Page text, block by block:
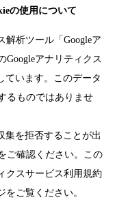
の使用について
析ツール「Googleア
Googleアナリティクス
ています。このデータ
るものではありませ
集を拒否することが出
ご確認ください。この
クスサービス利用規約
をご覧ください。